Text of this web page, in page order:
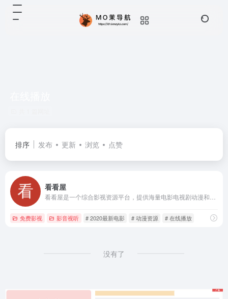
排序 发布 更新 浏览 点赞
看看屋
免费影视 影音视听 # 2020最新电影 # 动漫资源 # 在线播放
没有了